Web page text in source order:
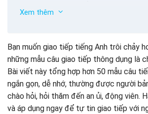
Những Câu Khác
Xem thêm
Bạn muốn giao tiếp tiếng Anh trôi chảy
những mẫu câu giao tiếp thông dụng là
Bài viết này tổng hợp hơn 50 mẫu câu
ngắn gọn, dễ nhớ, thường được người
chào hỏi, hỏi thăm đến an ủi, động viên.
và áp dụng ngay để tự tin giao tiếp với